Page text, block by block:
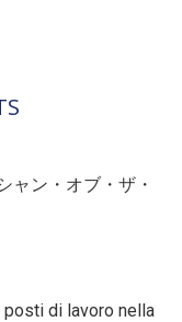
ャン・オブ・ザ・
di lavoro nella